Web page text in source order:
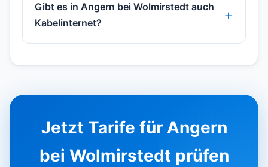
Gibt es in Angern bei Wolmirstedt auch
Kabelinternet?
Jetzt Tarife für Angern
bei Wolmirstedt prüfen